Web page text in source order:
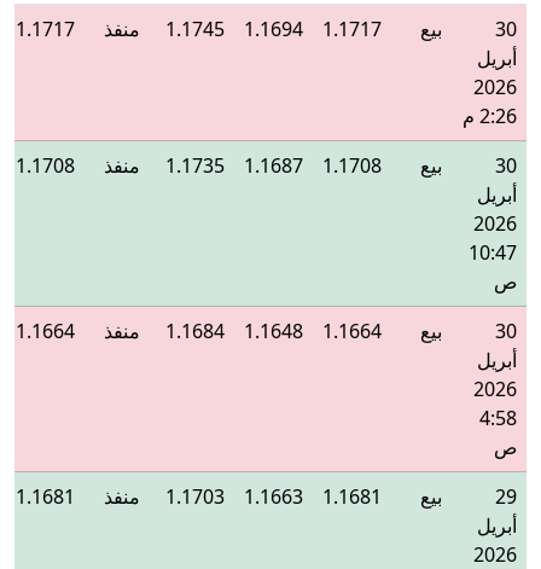
30
أبريل
2026
2:26 م
بيع 1.1717
1.1694
1.1745 منفذ 1.1717
30
أبريل
2026
10:47
ص
بيع 1.1708
1.1687
1.1735 منفذ 1.1708
30
أبريل
2026
4:58
ص
بيع 1.1664
1.1648
1.1684 منفذ 1.1664
29
أبريل
2026
بيع 1.1681
1.1663
1.1703 منفذ 1.1681